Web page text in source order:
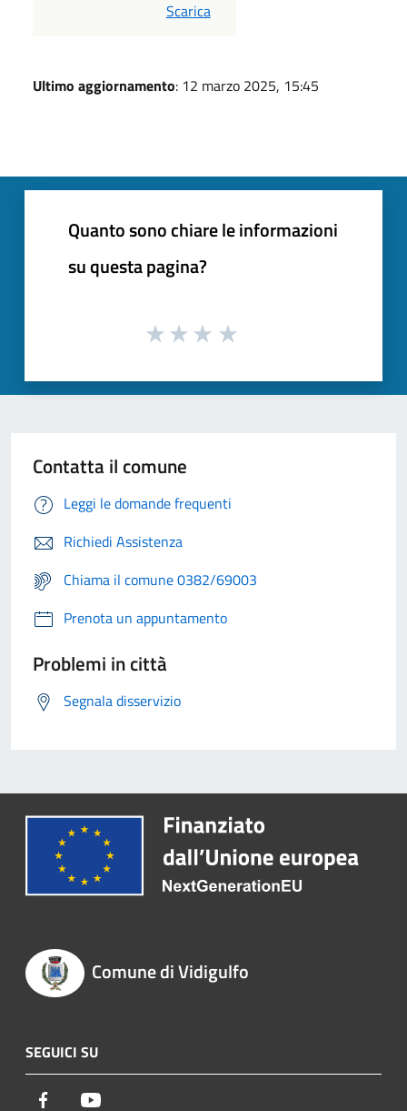
PDF
Scarica
Ultimo aggiornamento: 12 marzo 2025, 15:45
Quanto sono chiare le informazioni
su questa pagina?
Contatta il comune
Leggi le domande frequenti
Richiedi Assistenza
Chiama il comune 0382/69003
Prenota un appuntamento
Problemi in città
Segnala disservizio
Comune di Vidigulfo
SEGUICI SU
Facebook